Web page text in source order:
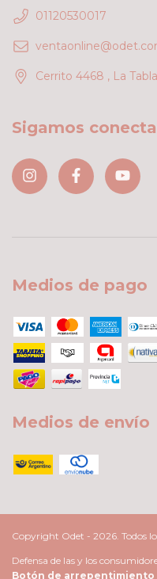
01120530017
Cerrito 4468 , La
Sigamos
Medios de pago
Medios de envío
Copyright Odet - 2026. Todos
Defensa de las y los
Botón de arrepentimiento